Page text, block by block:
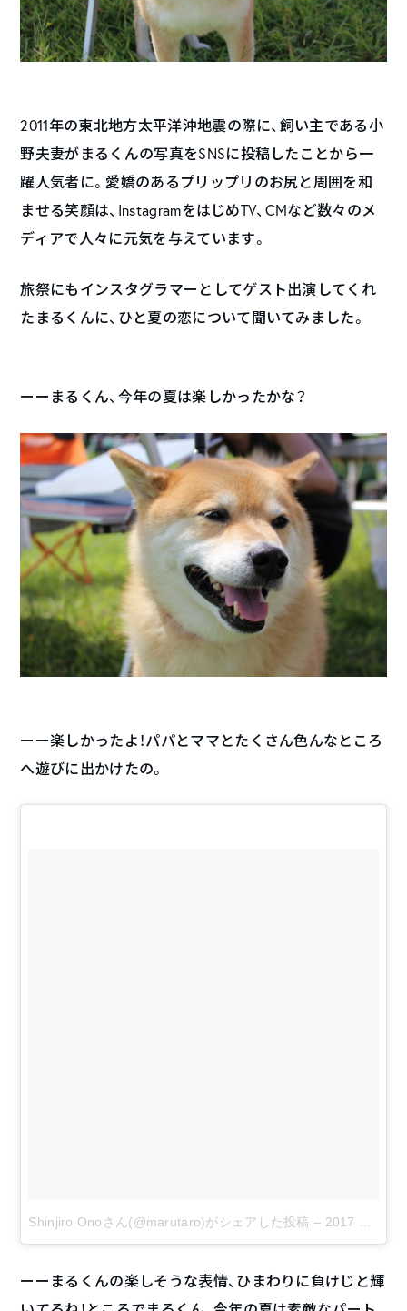
2011年の東北地方太平洋沖地震の際に、飼い主である小
野夫妻がまるくんの写真をSNSに投稿したことから一
躍人気者に。愛嬌のあるプリップリのお尻と周囲を和
ませる笑顔は、InstagramをはじめTV、CMなど数々のメ
ディアで人々に元気を与えています。
旅祭にもインスタグラマーとしてゲスト出演してくれ
たまるくんに、ひと夏の恋について聞いてみました。
ーーまるくん、今年の夏は楽しかったかな？
ーー楽しかったよ！パパとママとたくさん色んなところ
へ遊びに出かけたの。
Shinjiro Onoさん(@marutaro)がシェアした投稿 – 2017 8月 8 5:13午後 PDT
ーーまるくんの楽しそうな表情、ひまわりに負けじと輝